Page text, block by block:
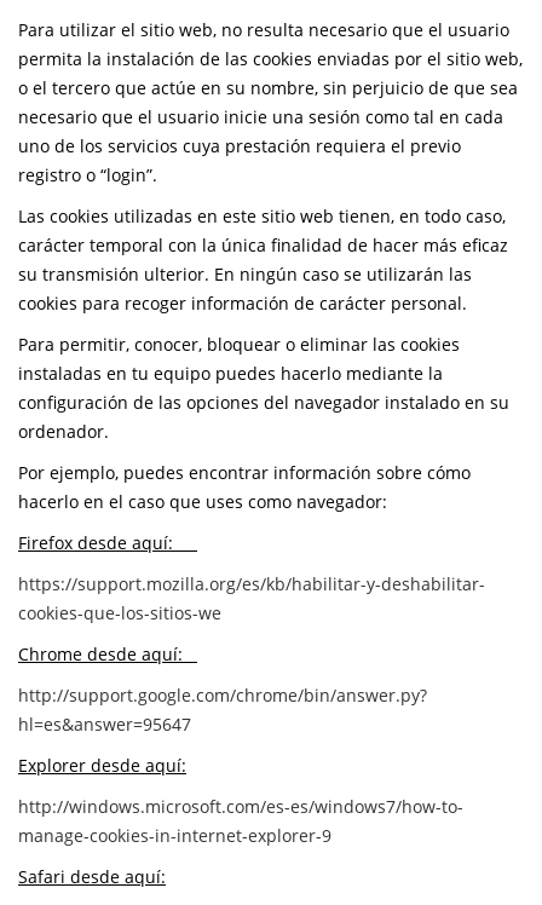
Para utilizar el sitio web, no resulta necesario que el usuario
permita la instalación de las cookies enviadas por el sitio web,
o el tercero que actúe en su nombre, sin perjuicio de que sea
necesario que el usuario inicie una sesión como tal en cada
uno de los servicios cuya prestación requiera el previo
registro o “login”.
Las cookies utilizadas en este sitio web tienen, en todo caso,
carácter temporal con la única finalidad de hacer más eficaz
su transmisión ulterior. En ningún caso se utilizarán las
cookies para recoger información de carácter personal.
Para permitir, conocer, bloquear o eliminar las cookies
instaladas en tu equipo puedes hacerlo mediante la
configuración de las opciones del navegador instalado en su
ordenador.
Por ejemplo, puedes encontrar información sobre cómo
hacerlo en el caso que uses como navegador:
Firefox desde aquí:
https://support.mozilla.org/es/kb/habilitar-y-deshabilitar-
cookies-que-los-sitios-we
Chrome desde aquí:
http://support.google.com/chrome/bin/answer.py?
hl=es&answer=95647
Explorer desde aquí:
http://windows.microsoft.com/es-es/windows7/how-to-
manage-cookies-in-internet-explorer-9
Safari desde aquí: